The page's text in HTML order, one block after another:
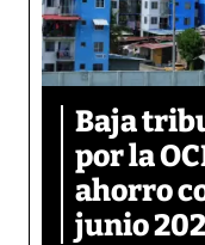
Baja
por la
ahorro
junio